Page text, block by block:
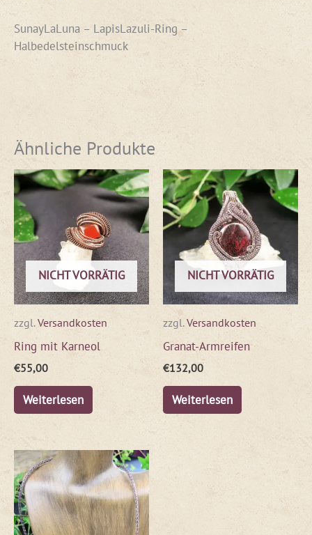
SunayLaLuna – LapisLazuli-Ring –
Halbedelsteinschmuck
Ähnliche Produkte
NICHT VORRÄTIG
zzgl.Versandkosten
Ring mit Karneol
€55,00
Weiterlesen
NICHT VORRÄTIG
zzgl.Versandkosten
Granat-Armreifen
€132,00
Weiterlesen